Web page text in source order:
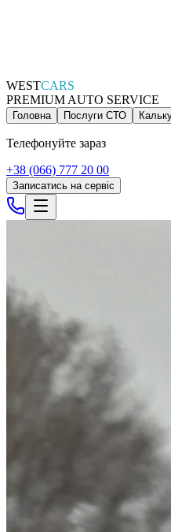
WESTCARS
PREMIUM AUTO SERVICE
Головна Послуги СТО
Телефонуйте зараз
+38 (066) 777 20 00
Записатись на сервіс